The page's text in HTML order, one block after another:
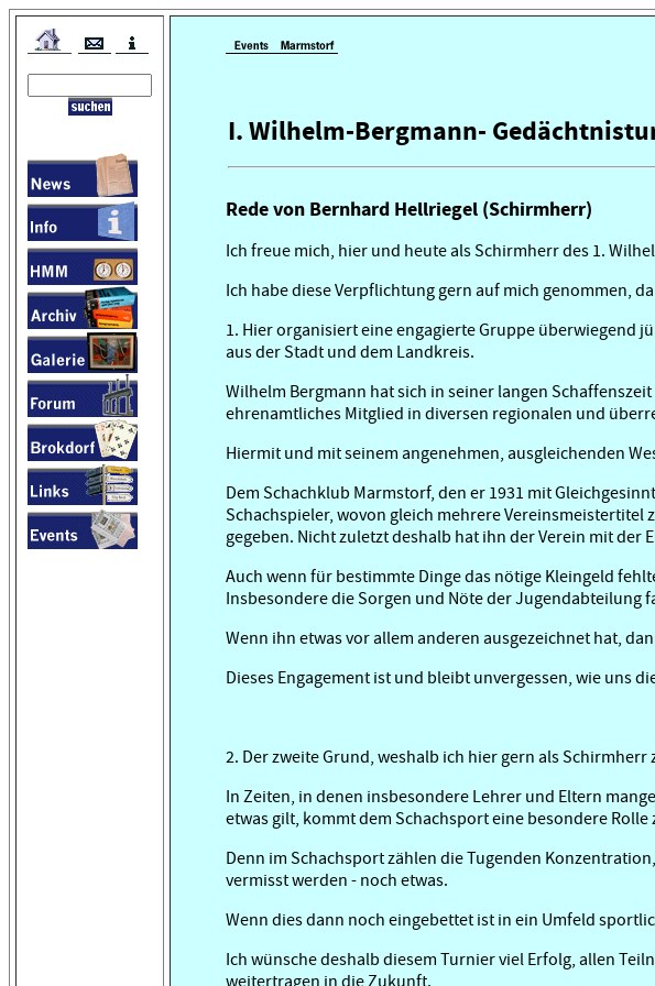
I. Wilhelm-Bergmann-
Rede von Bernhard Hellriegel (Schirmherr)
Ich freue mich, hier und heute als Schirmherr des 1.
Ich habe diese Verpflichtung gern auf mich genommen,
1. Hier organisiert eine engagierte Gruppe überwiegend
aus der Stadt und dem Landkreis.
Wilhelm Bergmann hat sich in seiner langen
ehrenamtliches Mitglied in diversen regionalen und
Hiermit und mit seinem angenehmen, ausgleichenden
Dem Schachklub Marmstorf, den er 1931 mit
Schachspieler, wovon gleich mehrere Vereinsmeistertitel
gegeben. Nicht zuletzt deshalb hat ihn der Verein mit der
Auch wenn für bestimmte Dinge das nötige Kleingeld
Insbesondere die Sorgen und Nöte der Jugendabteilung
Wenn ihn etwas vor allem anderen ausgezeichnet hat,
Dieses Engagement ist und bleibt unvergessen, wie uns
2. Der zweite Grund, weshalb ich hier gern als
In Zeiten, in denen insbesondere Lehrer und Eltern
etwas gilt, kommt dem Schachsport eine besondere Rolle
Denn im Schachsport zählen die Tugenden
vermisst werden - noch etwas.
Wenn dies dann noch eingebettet ist in ein Umfeld
Ich wünsche deshalb diesem Turnier viel Erfolg, allen
weitertragen in die Zukunft.